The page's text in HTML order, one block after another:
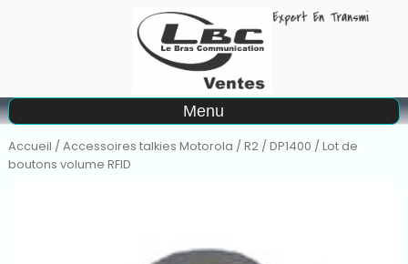
Matériel à la location
Menu
Accueil /Accessoires talkies Motorola /R2 / DP1400 / Lot de
boutons volume RFID